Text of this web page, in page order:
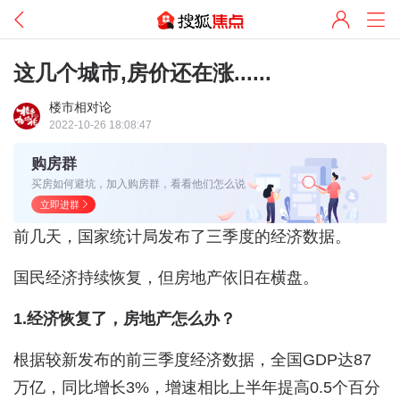
这几个城市,房价还在涨......
楼市相对论
2022-10-26 18:08:47
购房群
买房如何避坑，加入购房群，看看他们怎么说
立即进群
前几天，国家统计局发布了三季度的经济数据。
国民经济持续恢复，但房地产依旧在横盘。
1.经济恢复了，房地产怎么办？
根据较新发布的前三季度经济数据，全国GDP达87
万亿，同比增长3%，增速相比上半年提高0.5个百分